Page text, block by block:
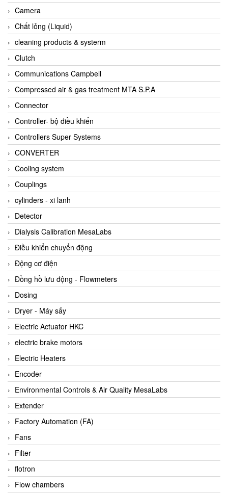
Airtec Vietnam
AI-Tek Vietnam
Akerstroms Viet Nam
AKO Armaturen & Separationstechnik
AKO Armaturen & Separationstechnik Vietnam
AKUSENSE
ALA OFFICINE SPA
Albrecht-Automatik Viet Nam
Allen Bradley Vietnam
Alpha Moisture Vietnam
Alpha-Achem Vietnam
Alphino
ALRE-IT Vietnam
Altech
Amarillo Gear
Ametek
AMPTRON Vietnam
AND Vietnam
ANDERSON-NEGELE
ANDILOG Technologies Vietnam
Anritsu
ANTEC S.A
Antico pumps
Anybus/ HMS
AOBEN
Apex Dynamics Vietnam
Apex Dynamics Vietnam
Apiste
APLISENS VietNam
Apollo Fire
Appleton
Camera
Chất lỏng (Liquid)
cleaning products & systerm
Clutch
Communications Campbell
Compressed air & gas treatment MTA S.P.A
Connector
Controller- bộ điều khiển
Controllers Super Systems
CONVERTER
Cooling system
Couplings
cylinders - xi lanh
Detector
Dialysis Calibration MesaLabs
Điều khiển chuyển động
Động cơ điện
Đồng hồ lưu động - Flowmeters
Dosing
Dryer - Máy sấy
Electric Actuator HKC
electric brake motors
Electric Heaters
Encoder
Environmental Controls & Air Quality MesaLabs
Extender
Factory Automation (FA)
Fans
Filter
flotron
Flow chambers